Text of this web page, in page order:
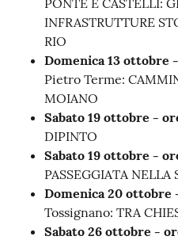
INFRASTRUTTURE
RIO
Domenica 13 ottobre
Pietro Terme:
MOIANO
Sabato 19 ottobre -
DIPINTO
Sabato 19 ottobre -
PASSEGGIATA NELLA
Domenica 20 ottobre
Tossignano: TRA
Sabato 26 ottobre -